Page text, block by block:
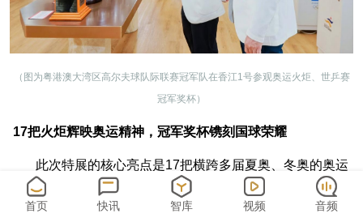
（图为粤港澳大湾区高尔夫球队际联赛冠军队在香江1号参观奥运火炬、世乒赛
冠军奖杯）
17把火炬辉映奥运精神，冠军奖杯镌刻国球荣耀
此次特展的核心亮点是17把横跨多届夏奥、冬奥的奥运
火炬。它们宛如17个闪亮的文明印记，完整串联起奥林匹克
运动的辉煌历程，清晰照见人类不断向前、超越自我的精神
首页 快讯 智库 视频 音频